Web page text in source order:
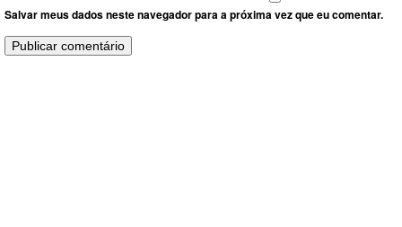
Salvar meus dados neste navegador para a próxima vez que eu comentar.